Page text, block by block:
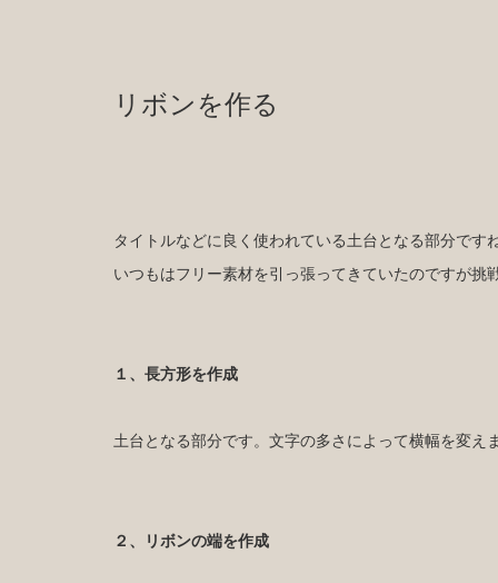
リボンを作る
タイトルなどに良く使われている土台となる部分です
いつもはフリー素材を引っ張ってきていたのですが挑
１、長方形を作成
土台となる部分です。文字の多さによって横幅を変えま
２、リボンの端を作成